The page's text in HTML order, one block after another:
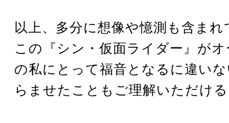
以上、多分に想像や憶測も含ま
この『シン・仮面ライダー』が
の私にとって福音となるに違い
らませたこともご理解いただけ